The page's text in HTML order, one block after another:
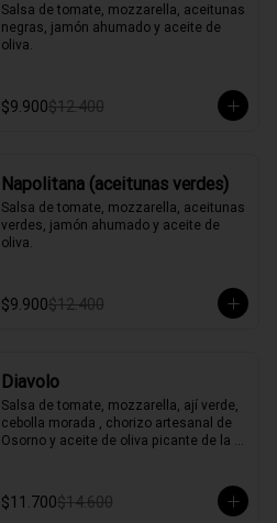
Salsa de tomate, mozzarella, aceitunas
negras, jamón ahumado y aceite de
oliva.
$9.900$12.400
Napolitana (aceitunas verdes)
Salsa de tomate, mozzarella, aceitunas
verdes, jamón ahumado y aceite de
oliva.
$9.900$12.400
Diavolo
Salsa de tomate, mozzarella, ají verde,
cebolla morada , chorizo artesanal de
Osorno y aceite de oliva picante de la
$11.700$14.600